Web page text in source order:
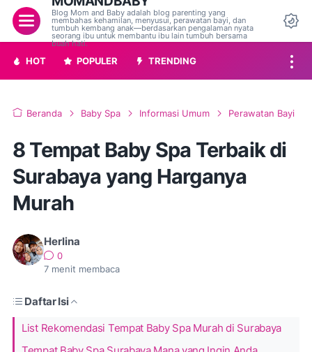
Menu
Blog Mom and Baby adalah blog parenting yang
membahas kehamilan, menyusui, perawatan bayi, dan
tumbuh kembang anak—berdasarkan pengalaman nyata
seorang ibu untuk membantu ibu lain tumbuh bersama
buah hati.
HOT POPULER TRENDING
Beranda Baby Spa Informasi Umum Perawatan Bayi
8 Tempat Baby Spa Terbaik di
Surabaya yang Harganya
Murah
Herlina
0
7 menit membaca
Daftar Isi
List Rekomendasi Tempat Baby Spa Murah di Surabaya